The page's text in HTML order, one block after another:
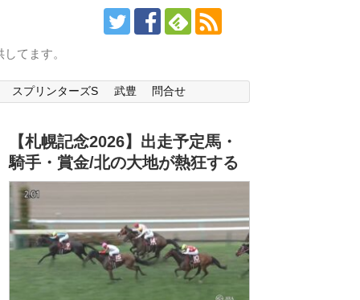
てます。
スプリンターズS 武豊 問合せ
【札幌記念2026】出走予定馬・
騎手・賞金/北の大地が熱狂する